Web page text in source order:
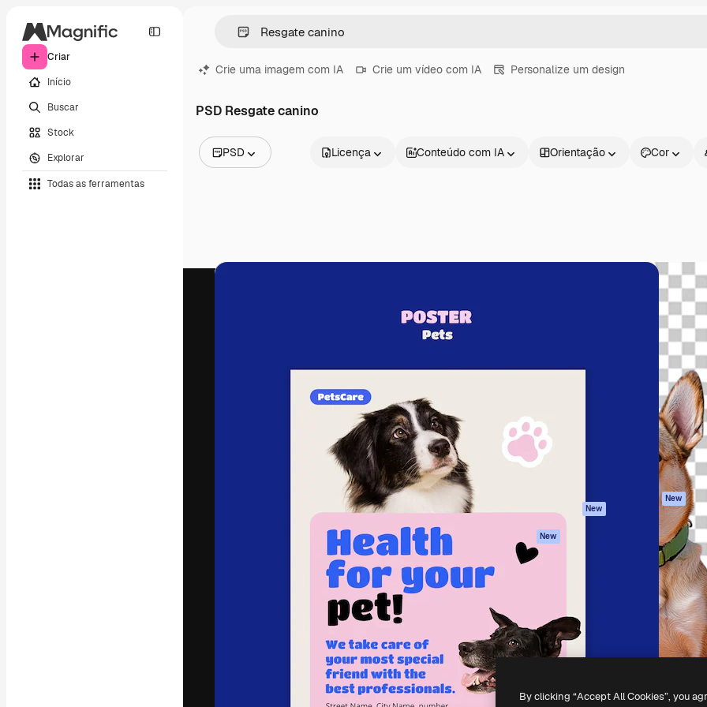
Criar
Início
Buscar
Stock
Explorar
Todas as ferramentas
Crie uma imagem com IA Crie um vídeo com IA Personalize um design
PSD Resgate canino
PSD
Vídeos
Licença Conteúdo com IA Orientação Cor
assinantes entre criativos, empresas,
agências e estúdios.
Português
Spaces
imagens
Gerador de vídeos
Texto para voz
Claude/ChatGPT
New
New
ferramentas
Começar
Academy
Documentação
Atendimento
Termos e
condições
Política de
privacidade
Originais New
Política de
Central de
confiabilidade
Afiliados
Empresas
Copyright © 2010-2026Freepik Company S.L.U.Todos os direitos reservados.
By clicking “Accept All Cookies”, you